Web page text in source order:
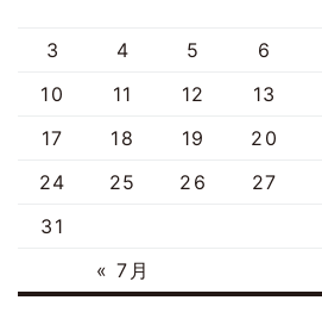
« 7月
3
4 5 6
10
11 12 13
17
18 19 20
24
25 26 27
31